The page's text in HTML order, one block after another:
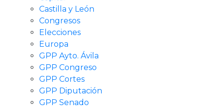
Castilla y León
Congresos
Elecciones
Europa
GPP Ayto. Ávila
GPP Congreso
GPP Cortes
GPP Diputación
GPP Senado